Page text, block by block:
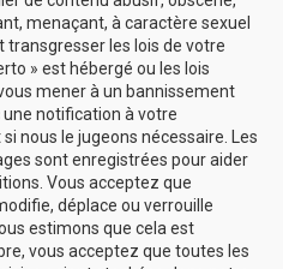
menaçant, à caractère sexuel
les lois de votre
» est hébergé ou les lois
mener à un bannissement
notification à votre
nous le jugeons nécessaire. Les
sont enregistrées pour aider
Vous acceptez que
déplace ou verrouille
estimons que cela est
vous acceptez que toutes les